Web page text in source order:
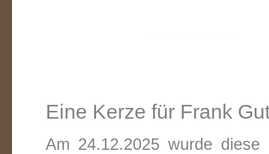
Eine Kerze für Frank
Am 24.12.2025 wurde